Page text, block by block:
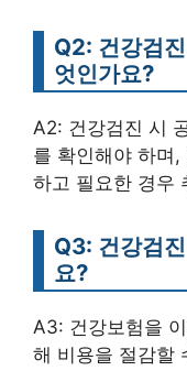
Q2: 건강검
엇인가요?
A2: 건강검진 시
를 확인해야 하며
하고 필요한 경우
Q3: 건강검
요?
A3: 건강보험을
해 비용을 절감할